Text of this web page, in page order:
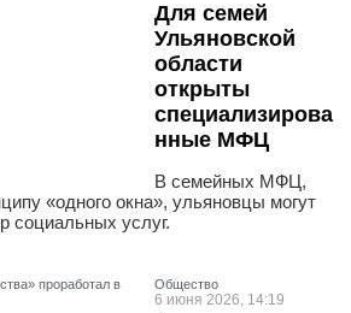
Для семей
Ульяновской
области
открыты
специализирова
нные МФЦ
В семейных МФЦ,
«одного окна», ульяновцы могут
социальных услуг.
Общество
6 июня 2026, 14:19